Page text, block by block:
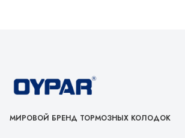
МИРОВОЙ БРЕНД ТОРМОЗНЫХ КОЛОДОК